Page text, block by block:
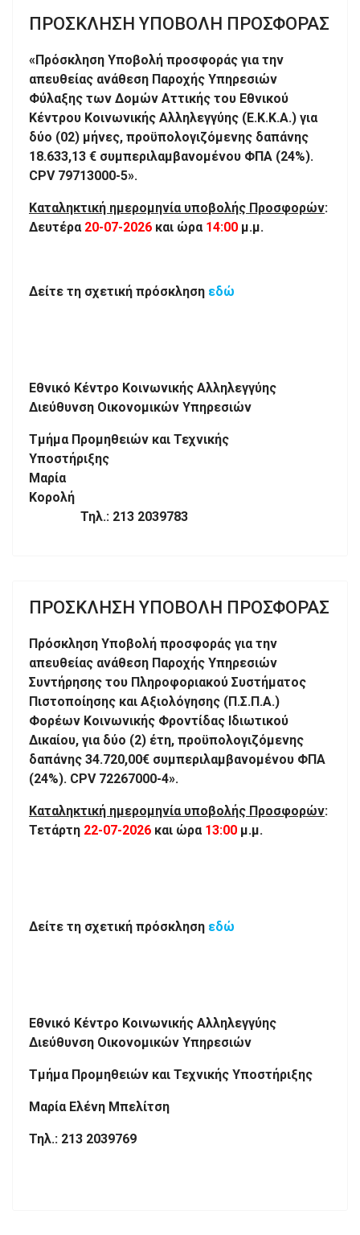
ΠΡΟΣΚΛΗΣΗ ΥΠΟΒΟΛΗ ΠΡΟΣΦΟΡΑΣ
«Πρόσκληση Υποβολή προσφοράς για την
απευθείας ανάθεση Παροχής Υπηρεσιών
Φύλαξης των Δομών Αττικής του Εθνικού
Κέντρου Κοινωνικής Αλληλεγγύης (Ε.Κ.Κ.Α.) για
δύο (02) μήνες, προϋπολογιζόμενης δαπάνης
18.633,13 € συμπεριλαμβανομένου ΦΠΑ (24%).
CPV 79713000-5».
Καταληκτική ημερομηνία υποβολής Προσφορών:
Δευτέρα 20-07-2026 και ώρα 14:00 μ.μ.
Δείτε τη σχετική πρόσκληση εδώ
Εθνικό Κέντρο Κοινωνικής Αλληλεγγύης
Διεύθυνση Οικονομικών Υπηρεσιών
Τμήμα Προμηθειών και Τεχνικής
Μαρία
Τηλ.: 213 2039783
ΠΡΟΣΚΛΗΣΗ ΥΠΟΒΟΛΗ ΠΡΟΣΦΟΡΑΣ
Πρόσκληση Υποβολή προσφοράς για την
απευθείας ανάθεση Παροχής Υπηρεσιών
Συντήρησης του Πληροφοριακού Συστήματος
Πιστοποίησης και Αξιολόγησης (Π.Σ.Π.Α.)
Φορέων Κοινωνικής Φροντίδας Ιδιωτικού
Δικαίου, για δύο (2) έτη, προϋπολογιζόμενης
δαπάνης 34.720,00€ συμπεριλαμβανομένου ΦΠΑ
(24%). CPV 72267000-4».
Καταληκτική ημερομηνία υποβολής Προσφορών:
Τετάρτη 22-07-2026 και ώρα 13:00 μ.μ.
Δείτε τη σχετική πρόσκληση εδώ
Εθνικό Κέντρο Κοινωνικής Αλληλεγγύης
Διεύθυνση Οικονομικών Υπηρεσιών
Τμήμα Προμηθειών και Τεχνικής Υποστήριξης
Μαρία Ελένη Μπελίτση
Τηλ.: 213 2039769